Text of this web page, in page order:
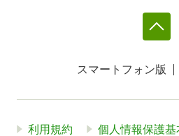
スマートフォン版
利用規約 個人情報保護基